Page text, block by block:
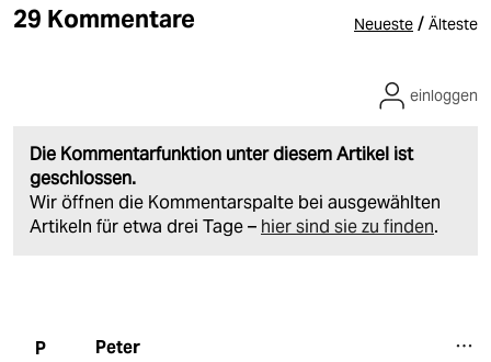
29 Kommentare Neueste / Älteste
Die Kommentarfunktion unter diesem Artikel ist
geschlossen.
Wir öffnen die Kommentarspalte bei ausgewählten
Artikeln für etwa drei Tage – hier sind sie zu finden.
einloggen
P Peter